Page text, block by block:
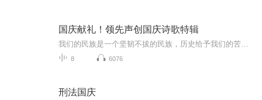
国庆献礼！领先声创国庆诗歌特辑
8 6076
刑法国庆